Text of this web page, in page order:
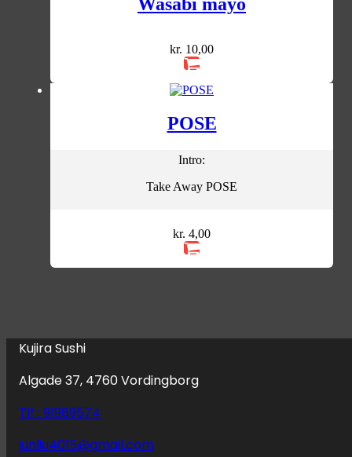
kr. 10,00
POSE
Intro:
Take Away POSE
kr. 4,00
Kujira Sushi
Algade 37, 4760 Vordingborg
Tlf : 91989574
junliu4015@gmail.com